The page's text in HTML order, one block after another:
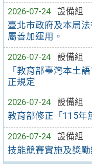
2026-07-24
設備組
臺北市政府及本局
屬善加運用。
2026-07-24
設備組
「教育部臺灣本土
正規定
2026-07-24
設備組
教育部修正「115年
2026-07-24
設備組
技能競賽實施及獎